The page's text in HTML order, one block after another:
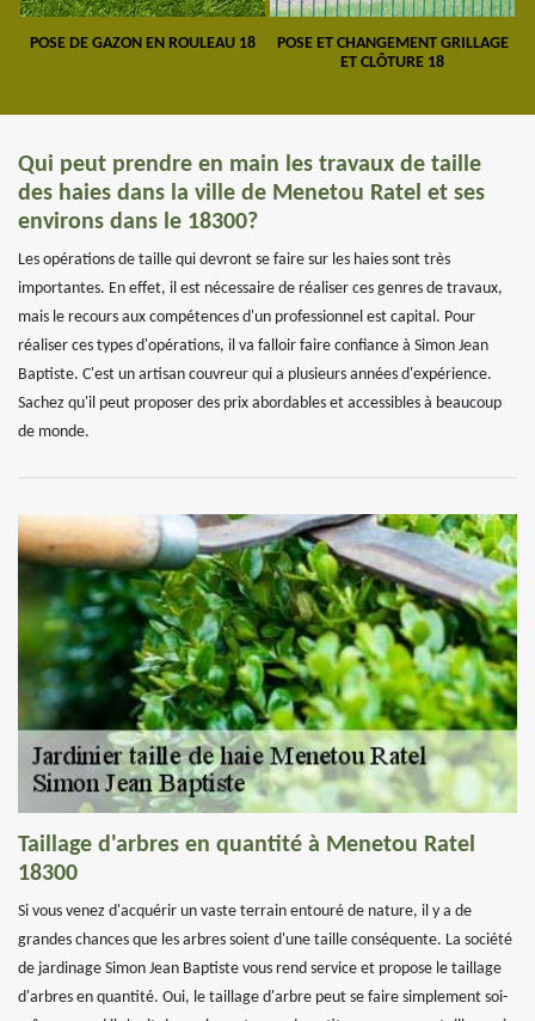
POSE DE GAZON EN ROULEAU 18
POSE ET CHANGEMENT GRILLAGE
ET CLÔTURE 18
Qui peut prendre en main les travaux de taille
des haies dans la ville de Menetou Ratel et ses
environs dans le 18300?
Les opérations de taille qui devront se faire sur les haies sont très
importantes. En effet, il est nécessaire de réaliser ces genres de travaux,
mais le recours aux compétences d'un professionnel est capital. Pour
réaliser ces types d'opérations, il va falloir faire confiance à Simon Jean
Baptiste. C'est un artisan couvreur qui a plusieurs années d'expérience.
Sachez qu'il peut proposer des prix abordables et accessibles à beaucoup
de monde.
Taillage d'arbres en quantité à Menetou Ratel
18300
Si vous venez d'acquérir un vaste terrain entouré de nature, il y a de
grandes chances que les arbres soient d'une taille conséquente. La société
de jardinage Simon Jean Baptiste vous rend service et propose le taillage
d'arbres en quantité. Oui, le taillage d'arbre peut se faire simplement soi-